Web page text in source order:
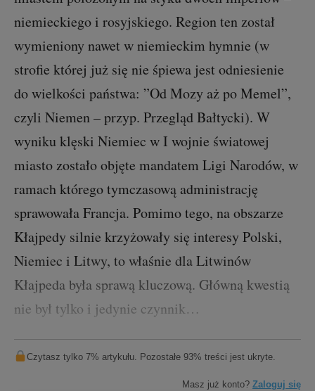
niemieckiego i rosyjskiego. Region ten został
wymieniony nawet w niemieckim hymnie (w
strofie której już się nie śpiewa jest odniesienie
do wielkości państwa: ”Od Mozy aż po Memel”,
czyli Niemen – przyp. Przegląd Bałtycki). W
wyniku klęski Niemiec w I wojnie światowej
miasto zostało objęte mandatem Ligi Narodów, w
ramach którego tymczasową administrację
sprawowała Francja. Pomimo tego, na obszarze
Kłajpedy silnie krzyżowały się interesy Polski,
Niemiec i Litwy, to właśnie dla Litwinów
Kłajpeda była sprawą kluczową. Główną kwestią
nie był tylko i jedynie czynnik…
Czytasz tylko 7% artykułu. Pozostałe 93% treści jest ukryte.
Masz już konto? Zaloguj się